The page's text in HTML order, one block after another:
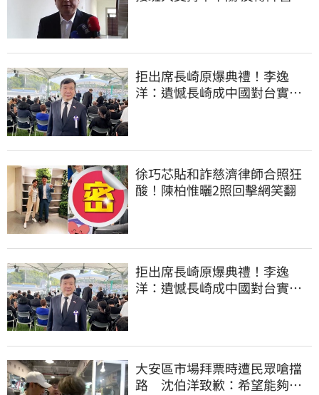
拒出席長崎原爆典禮！李逸
洋：遺憾長崎成中國對台實施
徐巧芯貼和詐慈濟律師合照狂
酸！陳柏惟曬2照回擊網笑翻
拒出席長崎原爆典禮！李逸
洋：遺憾長崎成中國對台實施
大安區市場拜票時遭民眾嗆擋
路 沈伯洋致歉：希望能夠精